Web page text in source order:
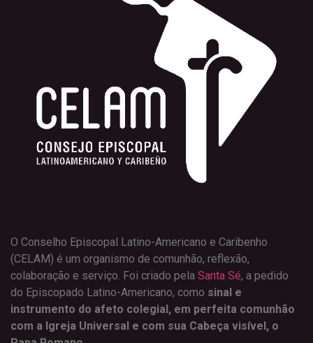
O Conselho Episcopal Latino-Americano e Caribenho
(CELAM) é um organismo de comunhão, reflexão,
colaboração e serviço. Foi criado pela Santa Sé, a pedido
do Episcopado Latino-Americano, como sinal e
instrumento do afeto colegial, em perfeita comunhão
com a Igreja Universal e com sua Cabeça visível, o